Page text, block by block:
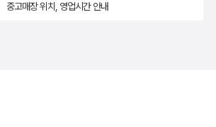
중고매장 위치, 영업시간 안내